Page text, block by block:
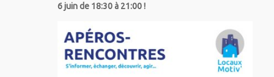
6 juin de 18:30 à 21:00 !